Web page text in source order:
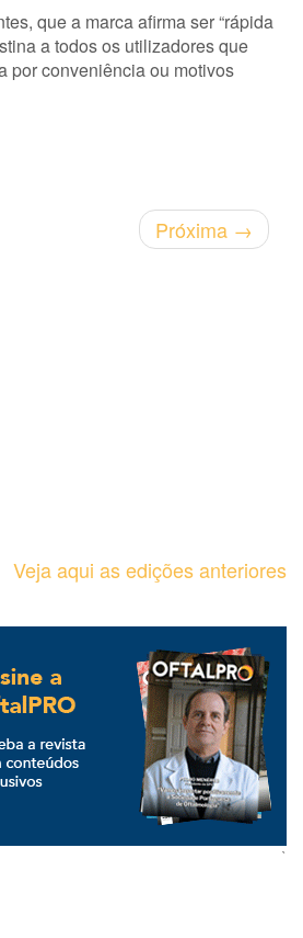
que a marca afirma ser “rápida
a todos os utilizadores que
por conveniência ou motivos
Próxima →
Veja aqui as edições anteriores
`